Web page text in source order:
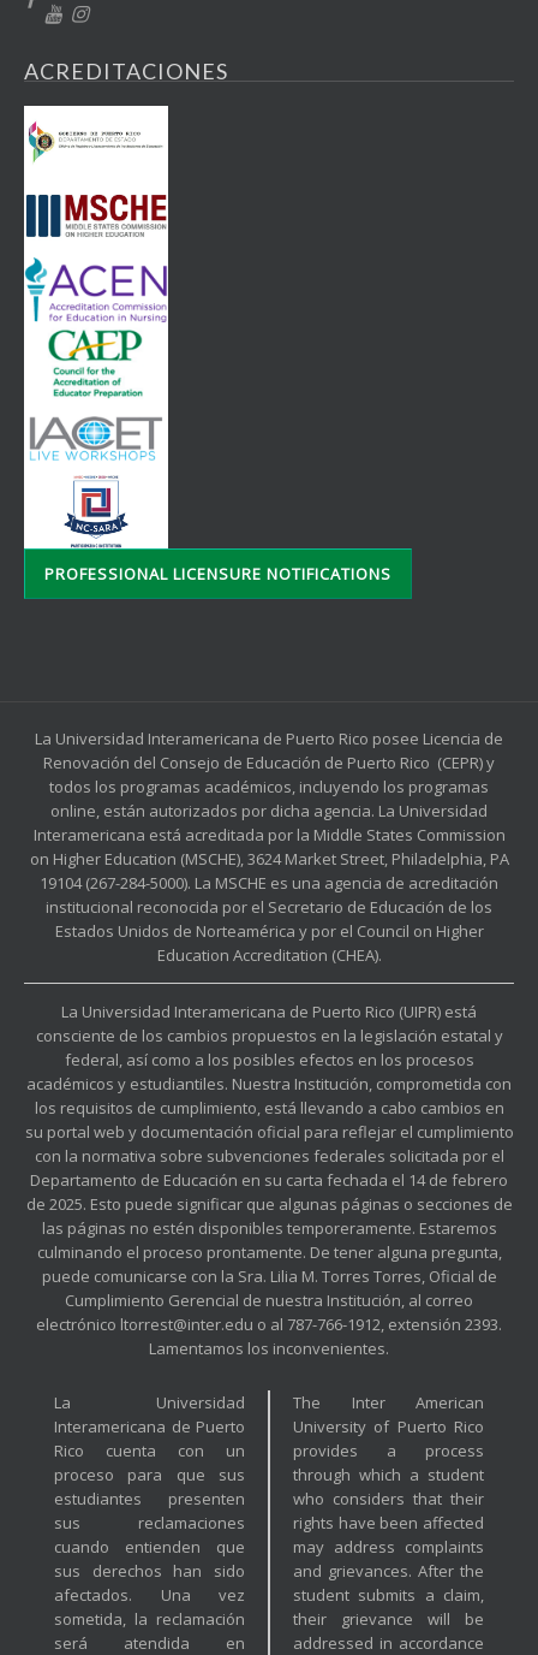
ACREDITACIONES
PROFESSIONAL LICENSURE NOTIFICATIONS
La Universidad Interamericana de Puerto Rico posee Licencia de
Renovación del Consejo de Educación de Puerto Rico (CEPR) y
todos los programas académicos, incluyendo los programas
online, están autorizados por dicha agencia. La Universidad
Interamericana está acreditada por la Middle States Commission
on Higher Education (MSCHE), 3624 Market Street, Philadelphia, PA
19104 (267-284-5000). La MSCHE es una agencia de acreditación
institucional reconocida por el Secretario de Educación de los
Estados Unidos de Norteamérica y por el Council on Higher
Education Accreditation (CHEA).
La Universidad Interamericana de Puerto Rico (UIPR) está
consciente de los cambios propuestos en la legislación estatal y
federal, así como a los posibles efectos en los procesos
académicos y estudiantiles. Nuestra Institución, comprometida con
los requisitos de cumplimiento, está llevando a cabo cambios en
su portal web y documentación oficial para reflejar el cumplimiento
con la normativa sobre subvenciones federales solicitada por el
Departamento de Educación en su carta fechada el 14 de febrero
de 2025. Esto puede significar que algunas páginas o secciones de
las páginas no estén disponibles temporeramente. Estaremos
culminando el proceso prontamente. De tener alguna pregunta,
puede comunicarse con la Sra. Lilia M. Torres Torres, Oficial de
Cumplimiento Gerencial de nuestra Institución, al correo
electrónico ltorrest@inter.edu o al 787-766-1912, extensión 2393.
Lamentamos los inconvenientes.
La Universidad
Interamericana de Puerto
Rico cuenta con un
proceso para que sus
estudiantes presenten
sus reclamaciones
cuando entienden que
sus derechos han sido
afectados. Una vez
sometida, la reclamación
será atendida en
The Inter American
University of Puerto Rico
provides a process
through which a student
who considers that their
rights have been affected
may address complaints
and grievances. After the
student submits a claim,
their grievance will be
addressed in accordance